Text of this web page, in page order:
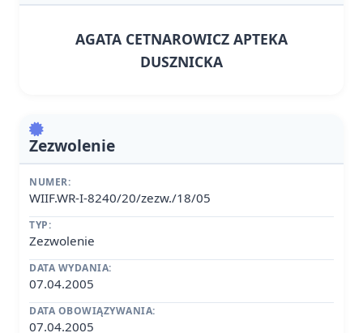
AGATA CETNAROWICZ APTEKA
DUSZNICKA
Zezwolenie
NUMER:
WIIF.WR-I-8240/20/zezw./18/05
TYP:
Zezwolenie
DATA WYDANIA:
07.04.2005
DATA OBOWIĄZYWANIA:
07.04.2005